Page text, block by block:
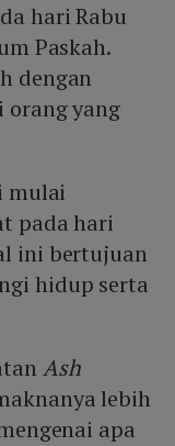
hari Rabu
Paskah.
dengan
orang yang
mulai
pada hari
ini bertujuan
hidup serta
Ash
lebih
apa